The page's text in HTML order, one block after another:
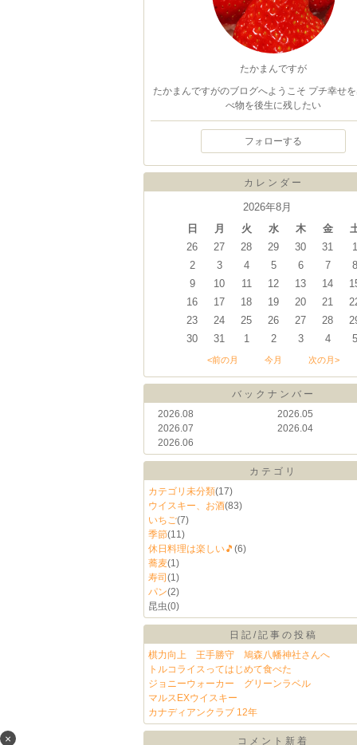
×
たかまんですが
たかまんですがのブログへようこそ プチ幸せ
べ物を後生に残したい
フォローする
カレンダー
2026年8月
日
月 火 水 木 金
26
27 28 29 30 31
1
2
3 4 5 6 7
8
9
10 11 12 13 14
16
17 18 19 20 21
23
24 25 26 27 28
30
31 1 2 3 4 5
<前の月 今月 次の月>
バックナンバー
2026.08
2026.07
2026.06
2026.05
2026.04
カテゴリ
カテゴリ未分類(17)
ウイスキー、お酒(83)
いちご(7)
季節(11)
休日料理は楽しい🎵 (6)
蕎麦(1)
寿司 (1)
パン(2)
昆虫(0)
日記/記事の投稿
棋力向上 王手勝守 鳩森八幡神社さんへ
トルコライスってはじめて食べた
ジョニーウォーカー グリーンラベル
マルスEXウイスキー
カナディアンクラブ 12年
コメント新着